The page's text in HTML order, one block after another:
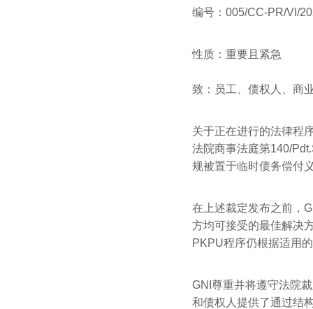
编号：005/CC-PR/VI/
性质：重要且紧急
致：员工、债权人、商
关于正在进行的法律程
法院商事法庭第140/
规被置于临时债务偿付
在上述裁定发布之前，
方均可接受的最佳解决
PKPU程序仍根据适用
GNI尊重并将遵守法院
和债权人提供了通过结